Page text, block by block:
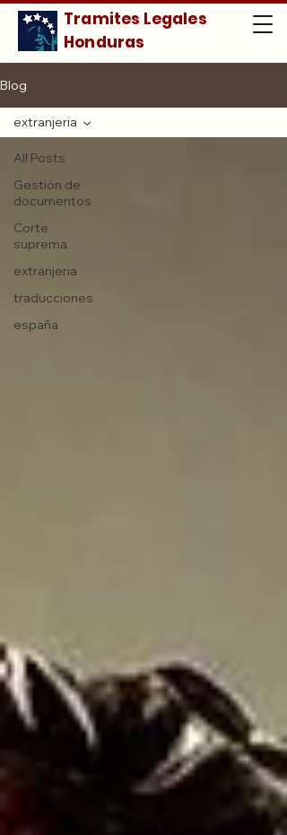
Tramites Legales
Honduras
Blog
All Posts
Gestión de
documentos
Corte
suprema
extranjeria
traducciones
españa
extranjeria